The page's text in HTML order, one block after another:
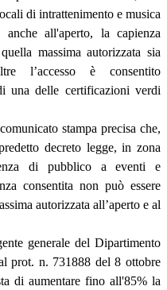
di intrattenimento e musica
all'aperto, la capienza
massima autorizzata sia
l’accesso è consentito
una delle certificazioni verdi
stampa precisa che,
decreto legge, in zona
di pubblico a eventi e
consentita non può essere
autorizzata all’aperto e al
generale del Dipartimento
prot. n. 731888 del 8 ottobre
di aumentare fino all'85% la